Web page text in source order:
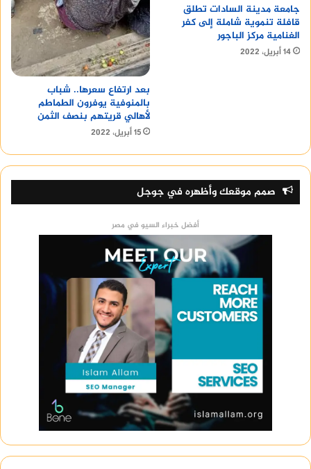
جامعة مدينة السادات تطلق
قافلة تنموية شاملة إلى كفر
الغنامية مركز الباجور
14 أبريل، 2022
بعد ارتفاع سعرها.. شباب
بالمنوفية يوفرون الطماطم
لأهالي قريتهم بنصف الثمن
15 أبريل، 2022
صمم موقعك وأظهره في جوجل
أفضل خبراء السيو في مصر